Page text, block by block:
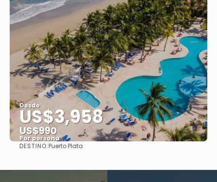
Desde
US$3,958
US$990
Por persona
DESTINO:Puerto Plata